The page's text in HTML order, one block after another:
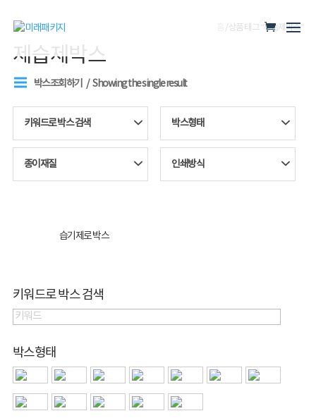
/ 상품 태그 “제습제박스”
제습제박스
박스조회하기 Showing the single result
키워드로 박스 검색 박스형태
종이재질 인쇄방식
습기제로 박스
키워드로 박스 검색
박스형태